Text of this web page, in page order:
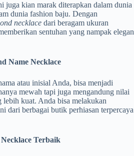
juga kian marak diterapkan dalam dunia
dunia fashion baju. Dengan
necklace dari beragam ukuran
sentuhan yang nampak elegan
Name Necklace
atau inisial Anda, bisa menjadi
mewah tapi juga mengandung nilai
lebih kuat. Anda bisa melakukan
dari berbagai butik perhiasan terpercaya
Terbaik